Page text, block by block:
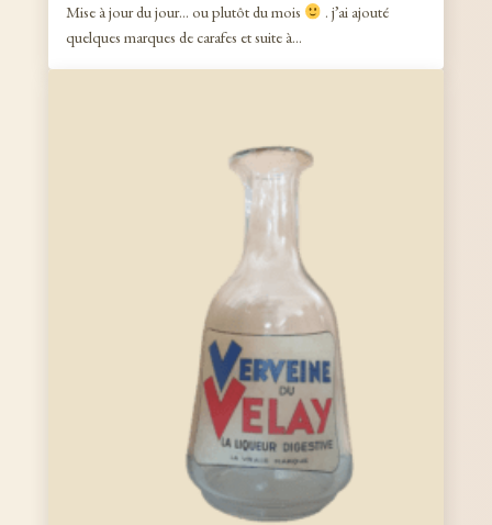
Mise à jour du jour… ou plutôt du mois
. j’ai ajouté
quelques marques de carafes et suite à…